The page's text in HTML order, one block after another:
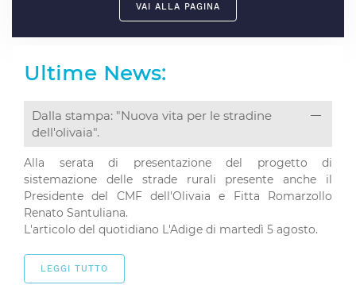
VAI ALLA PAGINA
Ultime News:
Dalla stampa: "Nuova vita per le stradine
dell'olivaia".
Alla serata di presentazione del progetto di
sistemazione delle strade rurali presente anche il
Presidente del CMF dell'Olivaia e Fitta Romarzollo
Renato Santuliana.
L'articolo del quotidiano L'Adige di martedì 5 agosto.
LEGGI TUTTO